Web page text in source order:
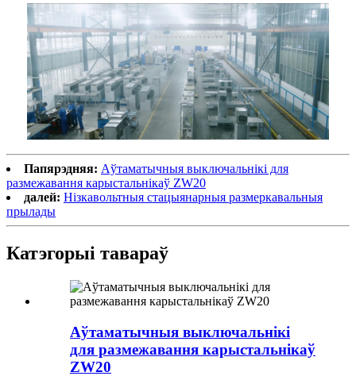
Папярэдняя: Аўтаматычныя выключальнікі для
размежавання карыстальнікаў ZW20
далей: Нізкавольтныя стацыянарныя размеркавальныя
прылады
Катэгорыі тавараў
Аўтаматычныя выключальнікі
для размежавання карыстальнікаў
ZW20